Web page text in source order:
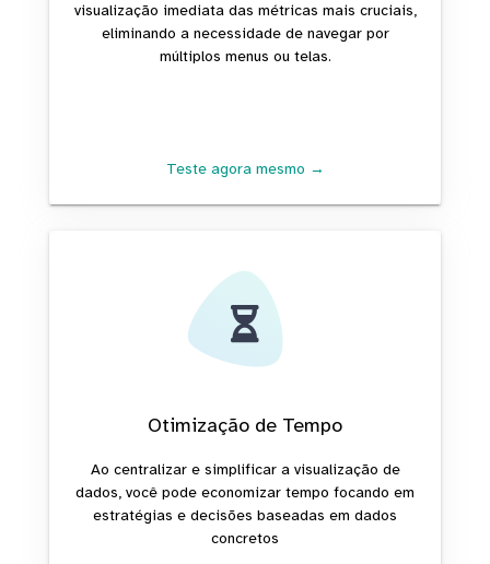
visualização imediata das métricas mais cruciais,
eliminando a necessidade de navegar por
múltiplos menus ou telas.
Teste agora mesmo →
Otimização de Tempo
Ao centralizar e simplificar a visualização de
dados, você pode economizar tempo focando em
estratégias e decisões baseadas em dados
concretos